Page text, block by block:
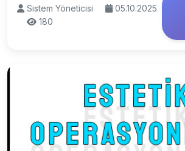
Sistem Yöneticisi
05.10.2025
180